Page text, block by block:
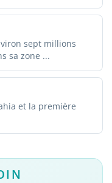
sept millions
sa zone ...
et la première